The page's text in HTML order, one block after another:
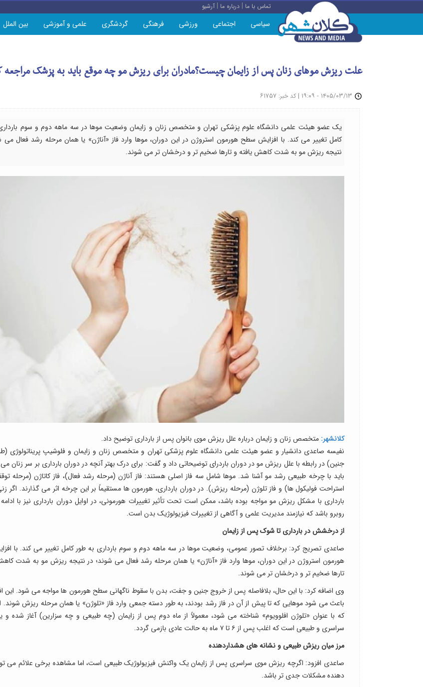
تماس با ما |درباره ما |آرشیو
سیاسی اجتماعی ورزشی فرهنگی گردشگری علمی و آموزشی بین الملل
علت ریزش موهای زنان پس از زایمان چیست؟مادران برای ریزش مو چه موقع باید به پزشک مراجعه
| کد خبر: ۶۱۷۵۷
یک عضو هیئت علمی دانشگاه علوم پزشکی تهران و متخصص زنان و زایمان وضعیت موها در سه ماهه دوم و سوم
کامل تغییر می کند. با افزایش سطح هورمون استروژن در این دوران، موها وارد فاز «آناژن» یا همان مرحله رشد فعال می
نتیجه ریزش مو به شدت کاهش یافته و تارها ضخیم تر و درخشان تر می شوند.
کلانشهر: متخصص زنان و زایمان درباره علل ریزش موی بانوان پس از بارداری توضیح داد.
نفیسه صاعدی دانشیار و عضو هیئت علمی دانشگاه علوم پزشکی تهران و متخصص زنان و زایمان و فلوشیپ پریناتولوژی
جنین) در رابطه با علل ریزش مو در دوران باردرای توضیحاتی داد و گفت: برای درک بهتر آنچه در دوران بارداری بر سر زنان می
باید با چرخه طبیعی رشد مو آشنا شد. موها شامل سه فاز اصلی هستند: فاز آناژن (مرحله رشد فعال)، فاز کاتاژن (مرحله
استراحت فولیکول ها) و فاز تلوژن (مرحله ریزش). در دوران بارداری، هورمون ها مستقیماً بر این چرخه اثر می گذارند. اگر
بارداری با مشکل ریزش مو مواجه بوده باشد، ممکن است تحت تأثیر تغییرات هورمونی، در اوایل دوران بارداری نیز با
روبرو باشد که نیازمند مدیریت علمی و آگاهی از تغییرات فیزیولوژیک بدن است.
از درخشش در بارداری تا شوک پس از زایمان
صاعدی تصریج کرد: برخلاف تصور عمومی، وضعیت موها در سه ماهه دوم و سوم بارداری به طور کامل تغییر می کند. با
هورمون استروژن در این دوران، موها وارد فاز «آناژن» یا همان مرحله رشد فعال می شوند؛ در نتیجه ریزش مو به شدت
تارها ضخیم تر و درخشان تر می شوند.
وی اضافه کرد: با این حال، بلافاصله پس از خروج جنین و جفت، بدن با سقوط ناگهانی سطح هورمون ها مواجه می شود. این
باعث می شود موهایی که تا پیش از آن در فاز رشد بودند، به طور دسته جمعی وارد فاز «تلوژن» یا همان مرحله ریزش شوند.
که با عنوان «تلوژن افلوویوم» شناخته می شود، معمولاً از ماه دوم پس از زایمان (چه طبیعی و چه سزارین) آغاز شده و
سراسری و طبیعی است که اغلب پس از ۶ تا ۷ ماه به حالت عادی بازمی گردد.
مرز میان ریزش طبیعی و نشانه های هشداردهنده
صاعدی افزود: اگرچه ریزش موی سراسری پس از زایمان یک واکنش فیزیولوژیک طبیعی است، اما مشاهده برخی علائم می
دهنده مشکلات جدی تر باشد.